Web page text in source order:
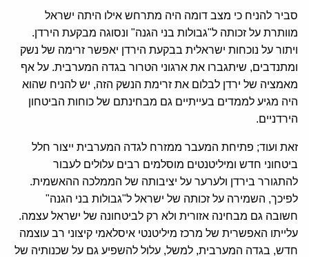
סביר להניח כי מצב דומה היה מתרחש אילו היתה ישראל
מוותרת על זכותה ל"גבולות בני הגנה" ונסוגה מבקעת הירדן.
ויתור על נוכחות ישראלית בבקעת הירדן יאפשר זרימה של נשק
ומתנדבים, שיתגברו את ארגוני הטרור בגדה המערבית. על אף
מאמציה של ירדן לבלום את זרימת הנשק הזה, יש להניח שהוא
היה מגיע לממדים בעייתיים גם מבחינתם של כוחות הביטחון
הירדניים.
זאת ועוד; פתיחת המעבר ממזרח לגדה המערבית ייצור חלל
ביטחוני חדש ומיליטנטים מוסלמים רבים עלולים לעבור
להתגורר בירדן ולערער על יציבותה של הממלכה ההאשמית.
לפיכך, השמירה על זכותה של ישראל ל"גבולות בני הגנה"
חשובה גם מבחינה אזורית ולא רק לביטחונה של ישראל עצמה.
עלייתו האפשרית של מרכז מיליטנטי איסלאמי קיצוני רב עוצמה
חדש, בגדה המערבית, למשל, עלול להשפיע גם על שכנותיה של